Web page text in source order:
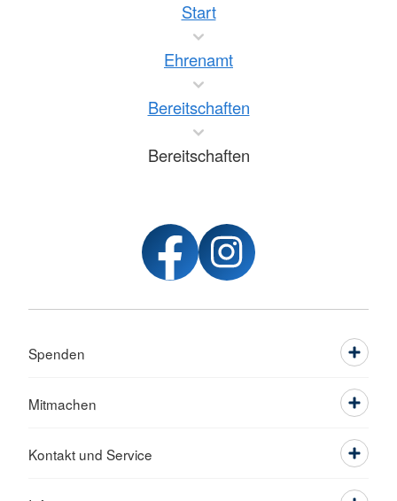
Start
Ehrenamt
Bereitschaften
Bereitschaften
Spenden
Mitmachen
Kontakt und Service